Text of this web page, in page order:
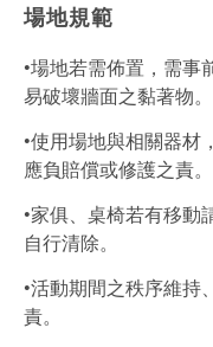
場地規範
•場地若需佈置，需事
易破壞牆面之黏著物。
•使用場地與相關器材
應負賠償或修護之責。
•家俱、桌椅若有移動
自行清除。
•活動期間之秩序維持
責。